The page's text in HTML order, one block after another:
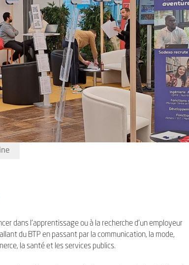
dans l'apprentissage ou à la recherche d'un employeur
du BTP en passant par la communication, la mode,
la santé et les services publics.